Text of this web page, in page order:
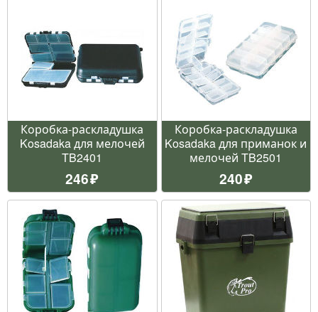
Коробка-раскладушка
Kosadaka для мелочей
TB2401
246
Коробка-раскладушка
Kosadaka для приманок и
мелочей TB2501
240